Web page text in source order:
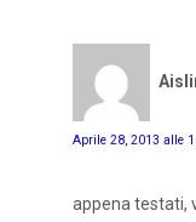
Aprile 28, 2013 alle
appena testati,